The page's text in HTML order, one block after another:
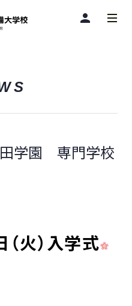
person
田学園 専門学校
火）入学式